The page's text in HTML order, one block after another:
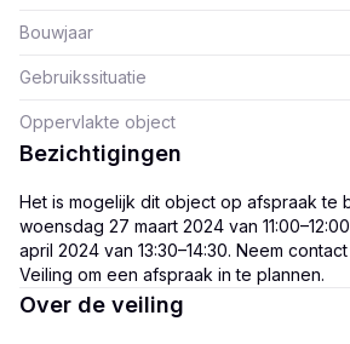
Bouwjaar
Gebruikssituatie
Oppervlakte object
Bezichtigingen
Het is mogelijk dit object op afspraak te
woensdag 27 maart 2024 van
april 2024 van 13:30–14:30. Neem
Veiling om een afspraak in te plannen.
Over de veiling